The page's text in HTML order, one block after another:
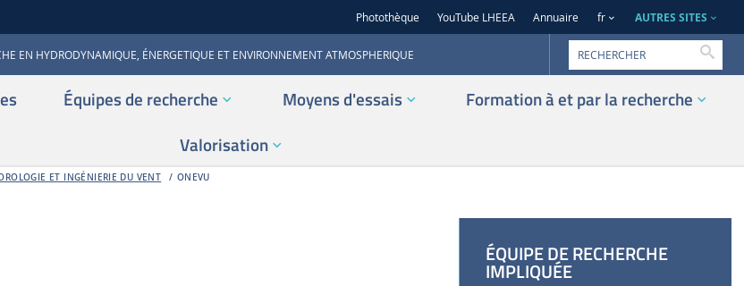
Photothèque YouTube LHEEA Annuaire fr AUTRES SITES
EN HYDRODYNAMIQUE, ÉNERGETIQUE ET ENVIRONNEMENT ATMOSPHERIQUE
Équipes de recherche Moyens d'essais
Formation à et par la recherche
Valorisation
ET INGÉNIERIE DU VENT ONEVU
ÉQUIPE DE RECHERCHE
IMPLIQUÉE